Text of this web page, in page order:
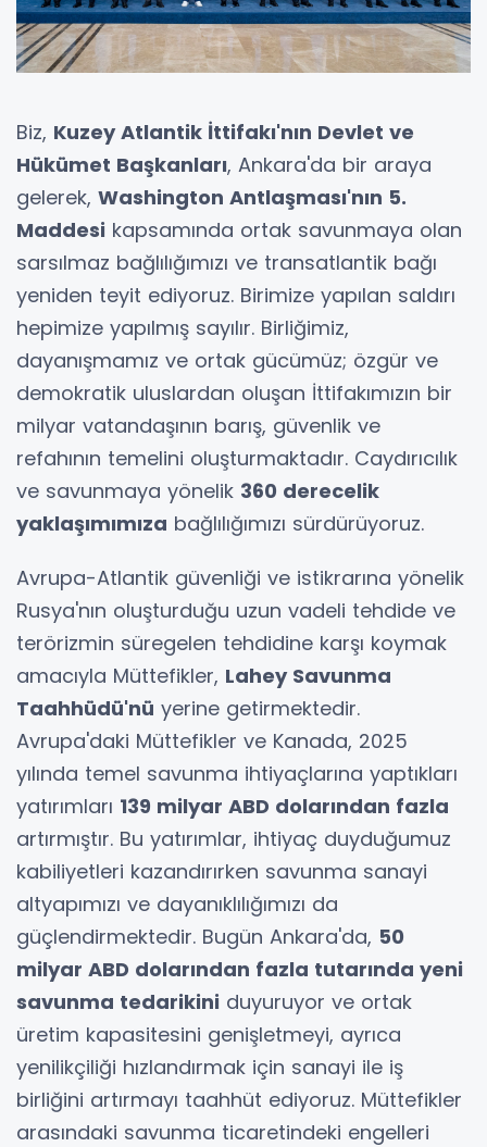
Biz, Kuzey Atlantik İttifakı'nın Devlet ve
Hükümet Başkanları, Ankara'da bir araya
gelerek, Washington Antlaşması'nın 5.
Maddesi kapsamında ortak savunmaya olan
sarsılmaz bağlılığımızı ve transatlantik bağı
yeniden teyit ediyoruz. Birimize yapılan saldırı
hepimize yapılmış sayılır. Birliğimiz,
dayanışmamız ve ortak gücümüz; özgür ve
demokratik uluslardan oluşan İttifakımızın bir
milyar vatandaşının barış, güvenlik ve
refahının temelini oluşturmaktadır. Caydırıcılık
ve savunmaya yönelik 360 derecelik
yaklaşımımıza bağlılığımızı sürdürüyoruz.
Avrupa-Atlantik güvenliği ve istikrarına yönelik
Rusya'nın oluşturduğu uzun vadeli tehdide ve
terörizmin süregelen tehdidine karşı koymak
amacıyla Müttefikler, Lahey Savunma
Taahhüdü'nü yerine getirmektedir.
Avrupa'daki Müttefikler ve Kanada, 2025
yılında temel savunma ihtiyaçlarına yaptıkları
yatırımları 139 milyar ABD dolarından fazla
artırmıştır. Bu yatırımlar, ihtiyaç duyduğumuz
kabiliyetleri kazandırırken savunma sanayi
altyapımızı ve dayanıklılığımızı da
güçlendirmektedir. Bugün Ankara'da, 50
milyar ABD dolarından fazla tutarında yeni
savunma tedarikini duyuruyor ve ortak
üretim kapasitesini genişletmeyi, ayrıca
yenilikçiliği hızlandırmak için sanayi ile iş
birliğini artırmayı taahhüt ediyoruz. Müttefikler
arasındaki savunma ticaretindeki engelleri